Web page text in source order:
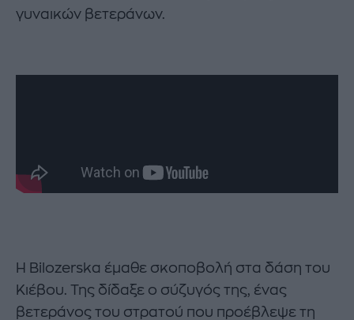
γυναικών βετεράνων.
Η Bilozerska έμαθε σκοποβολή στα δάση του
Κιέβου. Της δίδαξε ο σύζυγός της, ένας
βετεράνος του στρατού που προέβλεψε τη